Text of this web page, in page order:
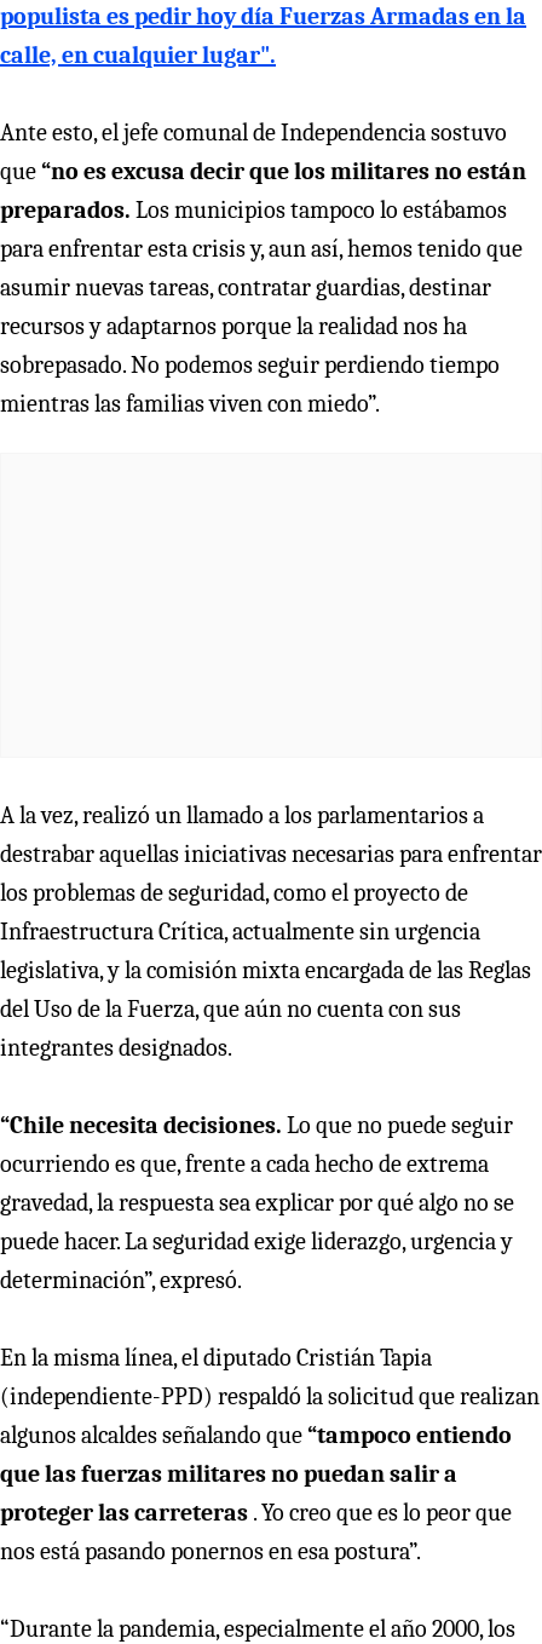
populista es pedir hoy día Fuerzas Armadas en la
calle, en cualquier lugar".
Ante esto, el jefe comunal de Independencia sostuvo
que“no es excusa decir que los militares no están
preparados. Los municipios tampoco lo estábamos
para enfrentar esta crisis y, aun así, hemos tenido que
asumir nuevas tareas, contratar guardias, destinar
recursos y adaptarnos porque la realidad nos ha
sobrepasado. No podemos seguir perdiendo tiempo
mientras las familias viven con miedo”.
A la vez, realizó un llamado a los parlamentarios a
destrabar aquellas iniciativas necesarias para enfrentar
los problemas de seguridad, como el proyecto de
Infraestructura Crítica, actualmente sin urgencia
legislativa, y la comisión mixta encargada de las Reglas
del Uso de la Fuerza, que aún no cuenta con sus
integrantes designados.
“Chile necesita decisiones. Lo que no puede seguir
ocurriendo es que, frente a cada hecho de extrema
gravedad, la respuesta sea explicar por qué algo no se
puede hacer. La seguridad exige liderazgo, urgencia y
determinación”, expresó.
En la misma línea, el diputado Cristián Tapia
(independiente-PPD) respaldó la solicitud que realizan
algunos alcaldes señalando que“tampoco entiendo
que las fuerzas militares no puedan salir a
proteger las carreteras . Yo creo que es lo peor que
nos está pasando ponernos en esa postura”.
“Durante la pandemia, especialmente el año 2000, los